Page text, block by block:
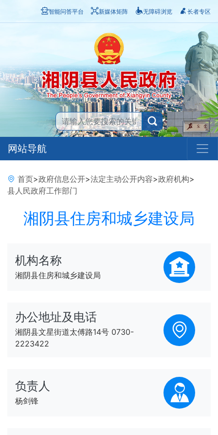
智能问答平台 新媒体矩阵 无障碍浏览 长者专区
网站导航
首页>政府信息公开>法定主动公开内容>政府机构>
县人民政府工作部门
湘阴县住房和城乡建设局
机构名称
湘阴县住房和城乡建设局
办公地址及电话
湘阴县文星街道太傅路14号 0730-
2223422
负责人
杨剑锋